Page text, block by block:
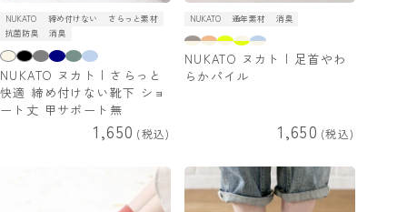
NUKATO 締め付けない
さらっと素材
抗菌防臭
消臭
NUKATO ヌカト | さらっと
快適 締め付けない靴下 ショ
ート丈 甲サポート無
1,650 税込
NUKATO 通年素材 消臭
NUKATO ヌカト | 足首やわ
らかパイル
1,650 税込